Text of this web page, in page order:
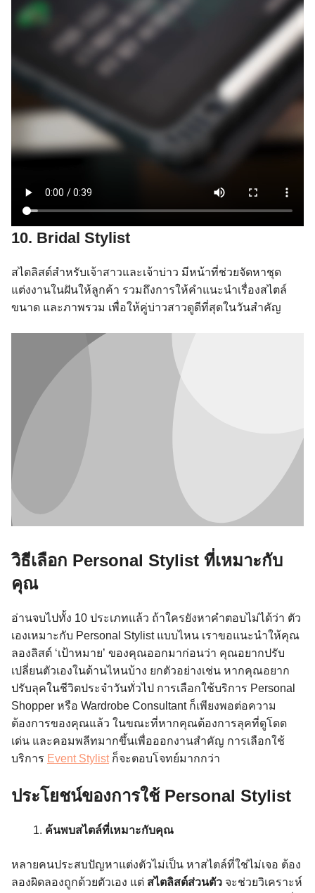
10. Bridal Stylist
สไตลิสต์สำหรับเจ้าสาวและเจ้าบ่าว มีหน้าที่ช่วยจัดหาชุด
แต่งงานในฝันให้ลูกค้า รวมถึงการให้คำแนะนำเรื่องสไตล์
ขนาด และภาพรวม เพื่อให้คู่บ่าวสาวดูดีที่สุดในวันสำคัญ
วิธีเลือก Personal Stylist ที่เหมาะกับ
คุณ
อ่านจบไปทั้ง 10 ประเภทแล้ว ถ้าใครยังหาคำตอบไม่ได้ว่า ตัว
เองเหมาะกับ Personal Stylist แบบไหน เราขอแนะนำให้คุณ
ลองลิสต์ ‘เป้าหมาย’ ของคุณออกมาก่อนว่า คุณอยากปรับ
เปลี่ยนตัวเองในด้านไหนบ้าง ยกตัวอย่างเช่น หากคุณอยาก
ปรับลุคในชีวิตประจำวันทั่วไป การเลือกใช้บริการ Personal
Shopper หรือ Wardrobe Consultant ก็เพียงพอต่อความ
ต้องการของคุณแล้ว ในขณะที่หากคุณต้องการลุคที่ดูโดด
เด่น และคอมพลีทมากขึ้นเพื่อออกงานสำคัญ การเลือกใช้
บริการ Event Stylistก็จะตอบโจทย์มากกว่า
ประโยชน์ของการใช้ Personal Stylist
ค้นพบสไตล์ที่เหมาะกับคุณ
หลายคนประสบปัญหาแต่งตัวไม่เป็น หาสไตล์ที่ใช่ไม่เจอ ต้อง
ลองผิดลองถูกด้วยตัวเอง แต่ สไตลิสต์ส่วนตัว จะช่วยวิเคราะห์